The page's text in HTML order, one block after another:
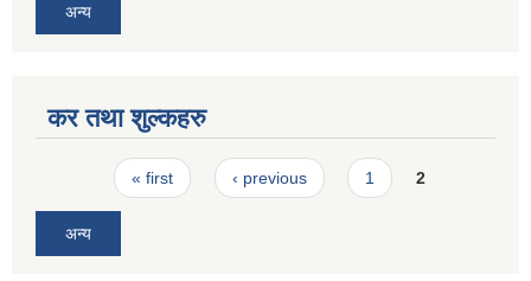
अन्य
कर तथा शुल्कहरु
Pages« first ‹ previous 1 2
अन्य